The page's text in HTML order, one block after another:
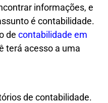
informações, e
é contabilidade.
de contabilidade em
terá acesso a uma
de contabilidade.